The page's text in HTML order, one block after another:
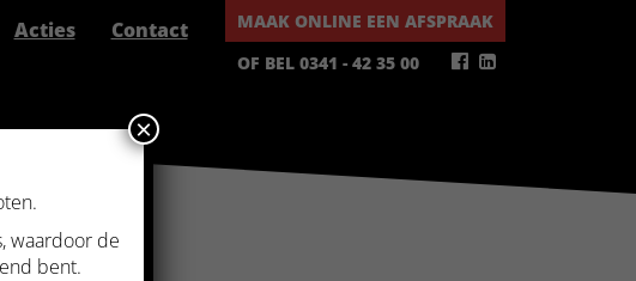
Acties Contact
MAAK ONLINE EEN AFSPRAAK
OF BEL 0341 - 42 35 00
waardoor de
bent.
×